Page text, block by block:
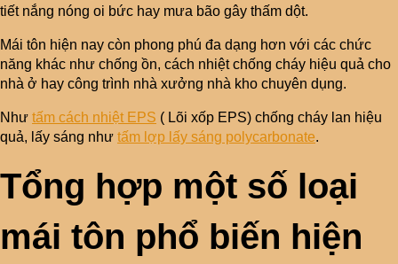
tiết nắng nóng oi bức hay mưa bão gây thấm dột.
Mái tôn hiện nay còn phong phú đa dạng hơn với các chức
năng khác như chống ồn, cách nhiệt chống cháy hiệu quả cho
nhà ở hay công trình nhà xưởng nhà kho chuyên dụng.
Như tấm cách nhiệt EPS ( Lõi xốp EPS) chống cháy lan hiệu
quả, lấy sáng như tấm lợp lấy sáng polycarbonate.
Tổng hợp một số loại
mái tôn phổ biến hiện